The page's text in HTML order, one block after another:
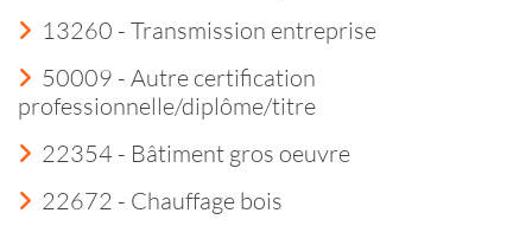
13260 - Transmission entreprise
50009 - Autre certification
professionnelle/diplôme/titre
22354 - Bâtiment gros oeuvre
22672 - Chauffage bois